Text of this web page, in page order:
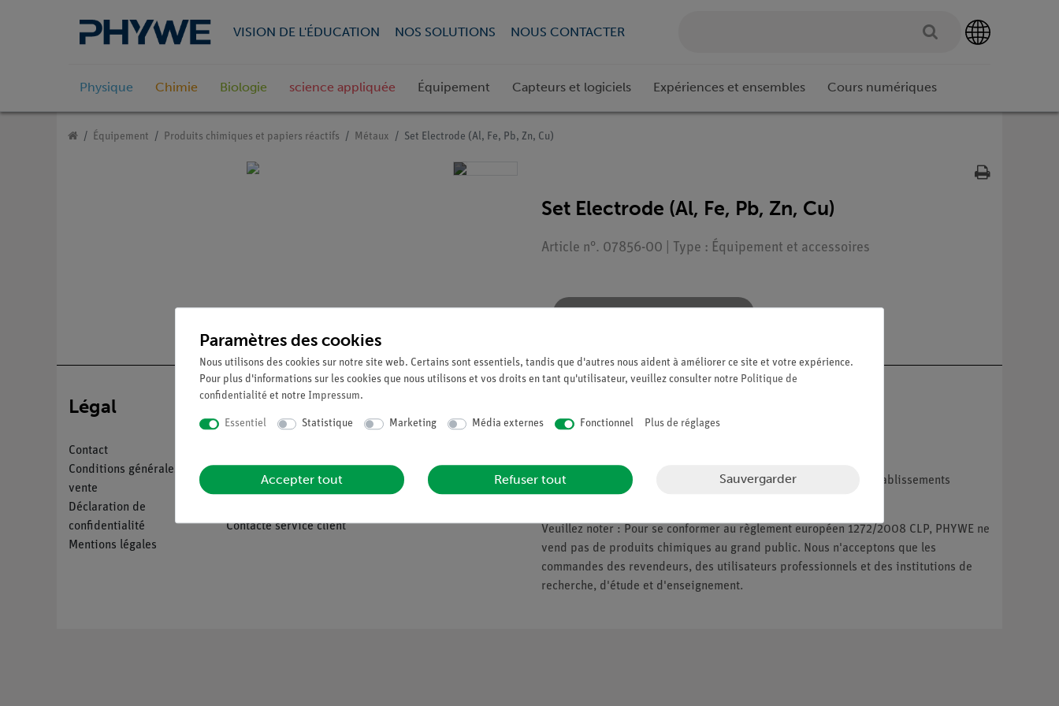
VISION DE L'ÉDUCATION NOS SOLUTIONS NOUS CONTACTER
Physique Chimie Biologie science appliquée Équipement Capteurs et logiciels Expériences et ensembles Cours numériques
Équipement Produits chimiques et papiers réactifs Métaux Set Electrode (Al, Fe, Pb, Zn, Cu)
Set Electrode (Al, Fe, Pb, Zn, Cu)
Article n°. 07856-00 | Type : Équipement et accessoires
Légal
Contact
Conditions générales de
vente
Déclaration de
confidentialité
Mentions légales
Service
Téléchargements
Contacte service client
Politique de qualité
Sécurité en classe
Nous ne fournissons que les entreprises, les institutions et les établissements
Veuillez noter : Pour se conformer au règlement européen 1272/2008 CLP, PHYWE ne
vend pas de produits chimiques au grand public. Nous n'acceptons que les
commandes des revendeurs, des utilisateurs professionnels et des institutions de
recherche, d'étude et d'enseignement.
Paramètres des cookies
Nous utilisons des cookies sur notre site web. Certains sont essentiels, tandis que d'autres nous aident à améliorer ce site et votre expérience.
Pour plus d'informations sur les cookies que nous utilisons et vos droits en tant qu'utilisateur, veuillez consulter notre Politique de
confidentialité et notre Impressum.
Essentiel Statistique Marketing Média externes Fonctionnel Plus de réglages
Accepter tout Refuser tout Sauvergarder